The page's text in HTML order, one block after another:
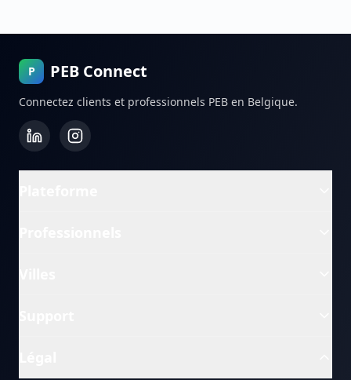
P PEB Connect
Connectez clients et professionnels PEB en Belgique.